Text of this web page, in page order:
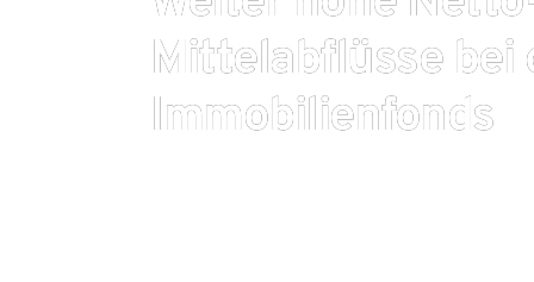
Mittelabflüsse bei
Immobilienfonds